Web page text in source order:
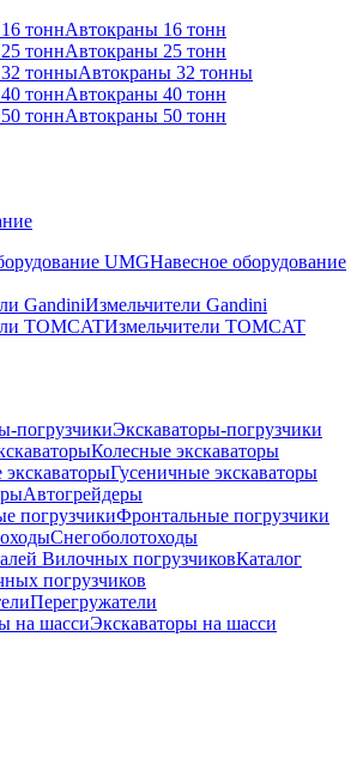
Автокраны 16 тонн
Автокраны 25 тонн
Автокраны 32 тонны
Автокраны 40 тонн
Автокраны 50 тонн
Навесное оборудование
Измельчители Gandini
Измельчители TOMCAT
Экскаваторы-погрузчики
Колесные экскаваторы
Гусеничные экскаваторы
Автогрейдеры
Фронтальные погрузчики
Снегоболотоходы
Каталог
погрузчиков
Перегружатели
Экскаваторы на шасси